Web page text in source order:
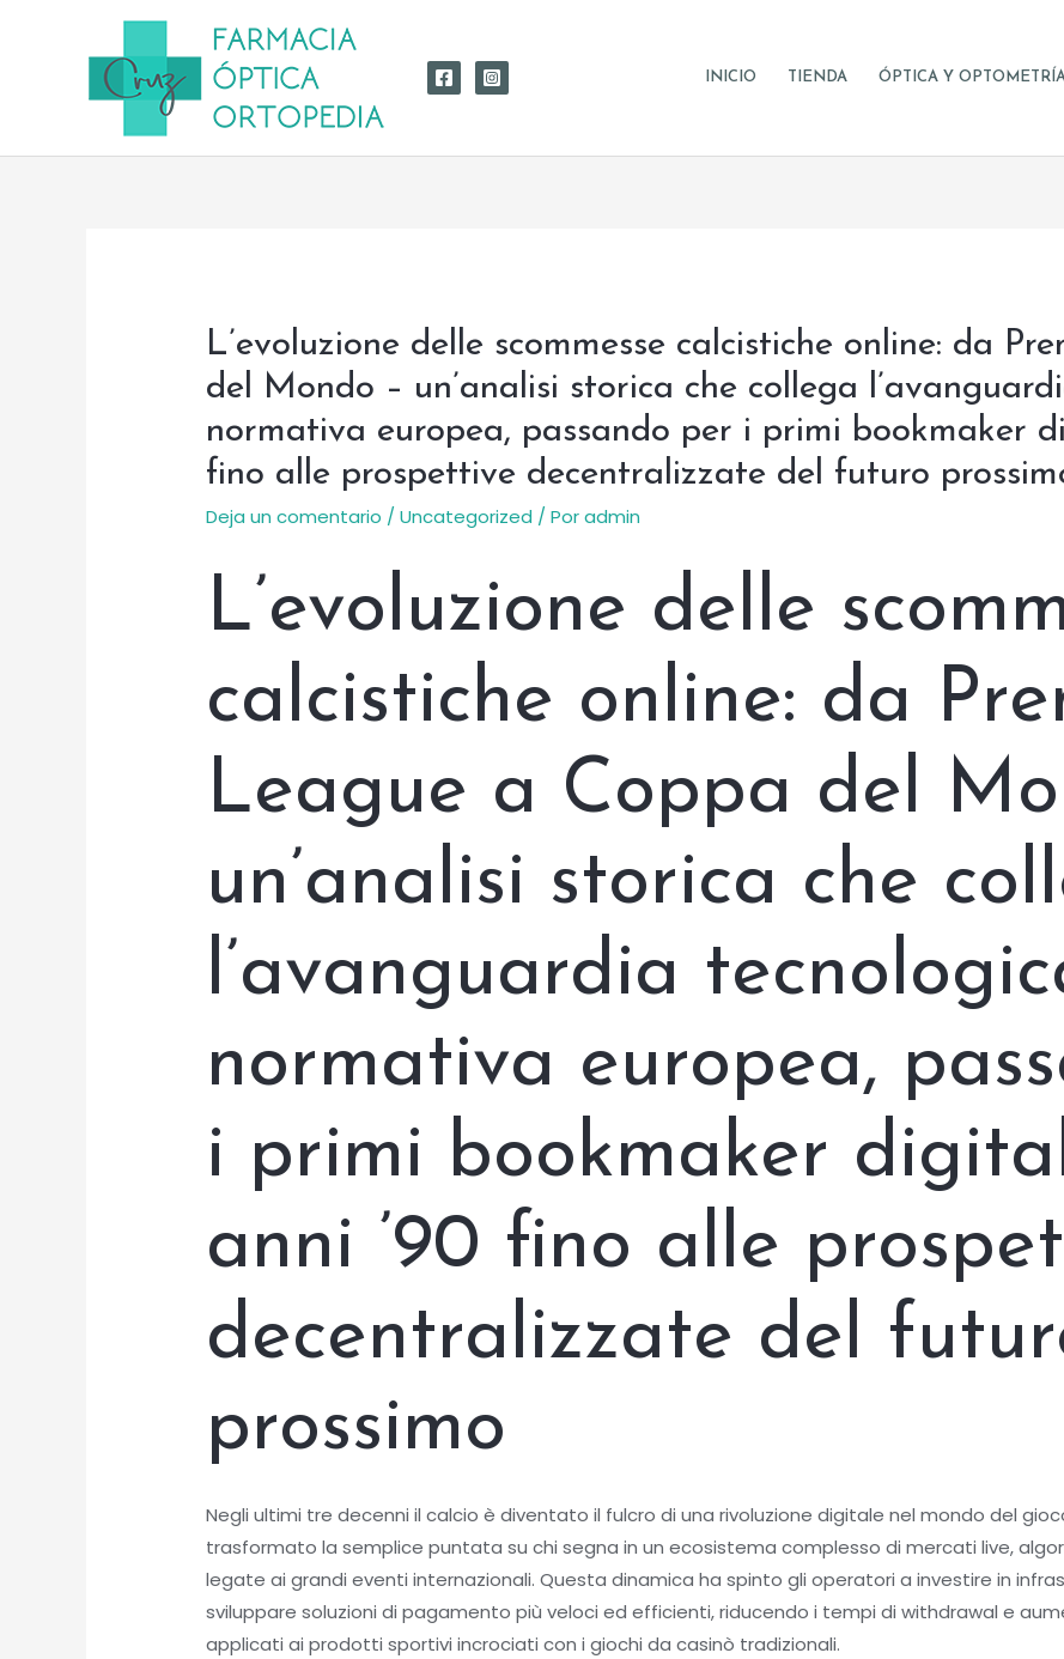
INICIO TIENDA ÓPTICA Y
L’evoluzione delle scommesse calcistiche online: da
del Mondo – un’analisi storica che collega
normativa europea, passando per i primi bookmaker
fino alle prospettive decentralizzate del futuro
Deja un comentario /Uncategorized / Poradmin
L’evoluzione delle
calcistiche online: da
League a Coppa del
un’analisi storica che
l’avanguardia
normativa europea,
i primi bookmaker
anni ’90 fino alle
decentralizzate del
prossimo
Negli ultimi tre decenni il calcio è diventato il fulcro di una rivoluzione digitale nel mondo del
trasformato la semplice puntata su chi segna in un ecosistema complesso di mercati live,
legate ai grandi eventi internazionali. Questa dinamica ha spinto gli operatori a investire in
sviluppare soluzioni di pagamento più veloci ed efficienti, riducendo i tempi di withdrawal e
applicati ai prodotti sportivi incrociati con i giochi da casinò tradizionali.